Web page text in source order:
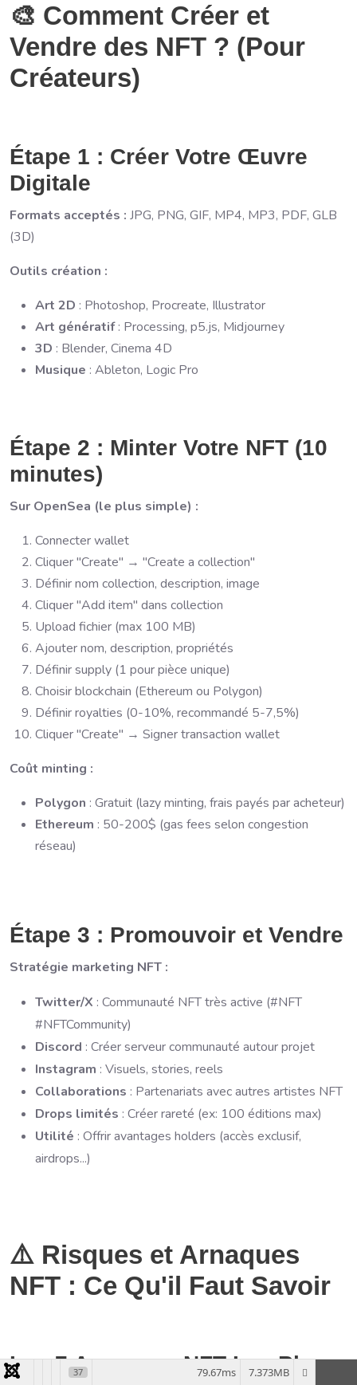
🎨 Comment Créer et
Vendre des NFT ? (Pour
Créateurs)
Étape 1 : Créer Votre Œuvre
Digitale
Formats acceptés : JPG, PNG, GIF, MP4, MP3, PDF, GLB
(3D)
Outils création :
Art 2D : Photoshop, Procreate, Illustrator
Art génératif: Processing, p5.js, Midjourney
3D : Blender, Cinema 4D
Musique : Ableton, Logic Pro
Étape 2 : Minter Votre NFT (10
minutes)
Sur OpenSea (le plus simple) :
Connecter wallet
Cliquer "Create" → "Create a collection"
Définir nom collection, description, image
Cliquer "Add item" dans collection
Upload fichier (max 100 MB)
Ajouter nom, description, propriétés
Définir supply (1 pour pièce unique)
Choisir blockchain (Ethereum ou Polygon)
Définir royalties (0-10%, recommandé 5-7,5%)
Cliquer "Create" → Signer transaction wallet
Coût minting :
Polygon : Gratuit (lazy minting, frais payés par acheteur)
Ethereum : 50-200$ (gas fees selon congestion
réseau)
Étape 3 : Promouvoir et Vendre
Stratégie marketing NFT :
Twitter/X : Communauté NFT très active (#NFT
#NFTCommunity)
Discord : Créer serveur communauté autour projet
Instagram : Visuels, stories, reels
Collaborations : Partenariats avec autres artistes NFT
Drops limités : Créer rareté (ex: 100 éditions max)
Utilité : Offrir avantages holders (accès exclusif,
airdrops...)
⚠️ Risques et Arnaques
NFT : Ce Qu'il Faut Savoir
Les 7 Arnaques NFT Les Plus
37 7.373MB
79.67ms